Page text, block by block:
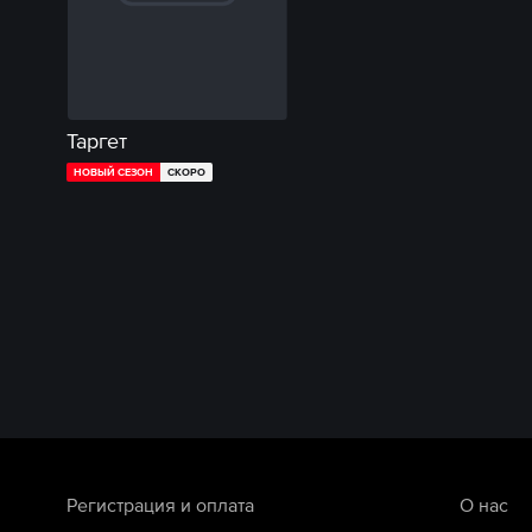
Таргет
НОВЫЙ СЕЗОН СКОРО
Регистрация и оплата О нас